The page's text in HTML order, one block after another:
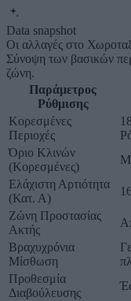
Data snapshot
Οι αλλαγές στο
Σύνοψη των βασικών
ζώνη.
Παράμετρος
Ρύθμισης
Κορεσμένες
Περιοχές
Όριο Κλινών
(Κορεσμένες)
Ελάχιστη Αρτιότητα
(Κατ. Α)
Ζώνη Προστασίας
Ακτής
Βραχυχρόνια
Μίσθωση
Προθεσμία
Διαβούλευσης